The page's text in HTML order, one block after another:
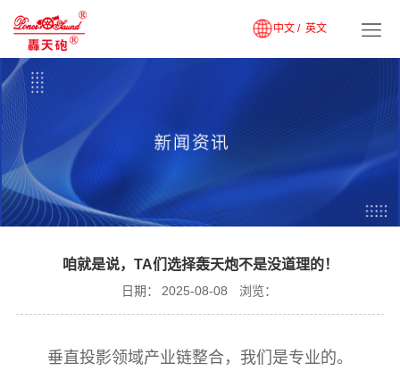
英文
中文 /
咱就是说，TA们选择轰天炮不是没道理的！
日期： 2025-08-08 浏览：
垂直投影领域产业链整合，我们是专业的。